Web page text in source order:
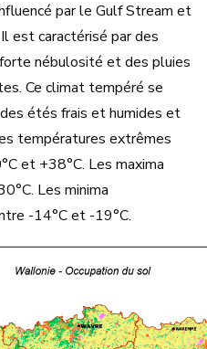
par le Gulf Stream et
est caractérisé par des
nébulosité et des pluies
Ce climat tempéré se
étés frais et humides et
températures extrêmes
et +38°C. Les maxima
Les minima
-14°C et -19°C.